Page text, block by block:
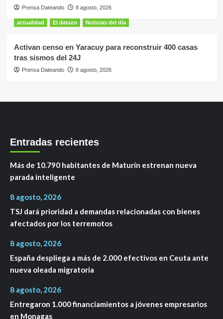
Prensa Dateando 8 agosto, 2026
actualidad El datazo Noticias del día
Activan censo en Yaracuy para reconstruir 400 casas
tras sismos del 24J
Prensa Dateando 8 agosto, 2026
Entradas recientes
Más de 10.790 habitantes de Maturín estrenan nueva
parada inteligente
8 agosto, 2026
TSJ dará prioridad a demandas relacionadas con bienes
afectados por los terremotos
8 agosto, 2026
España despliega a más de 2.000 efectivos en Ceuta ante
nueva oleada migratoria
8 agosto, 2026
Entregaron 1.000 financiamientos a jóvenes empresarios
en Monagas